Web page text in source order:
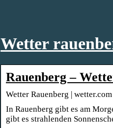
Wetter
Rauenberg –
Wetter Rauenberg | wetter.com
In Rauenberg gibt es am
gibt es strahlenden